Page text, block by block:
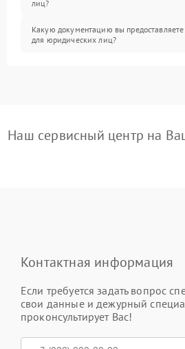
лиц?
Какую документацию вы предоставляете
для юридических лиц?
Наш сервисный центр на
Контактная информация
Если требуется задать вопрос
свои данные и дежурный
проконсультирует Вас!